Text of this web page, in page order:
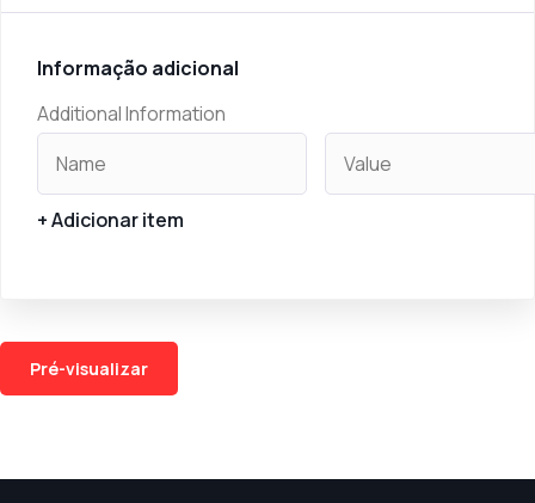
Informação adicional
Additional Information
+ Adicionar item